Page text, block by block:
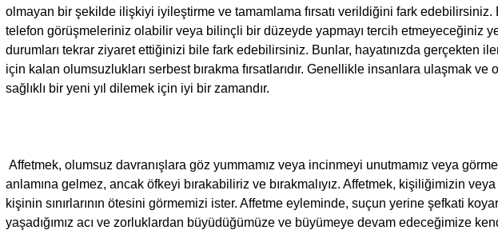
olmayan bir şekilde ilişkiyi iyileştirme ve tamamlama fırsatı verildiğini fark edebilirsiniz.
telefon görüşmeleriniz olabilir veya bilinçli bir düzeyde yapmayı tercih etmeyeceğiniz
durumları tekrar ziyaret ettiğinizi bile fark edebilirsiniz. Bunlar, hayatınızda gerçekten
için kalan olumsuzlukları serbest bırakma fırsatlarıdır. Genellikle insanlara ulaşmak ve
sağlıklı bir yeni yıl dilemek için iyi bir zamandır.
anlamına gelmez, ancak öfkeyi bırakabiliriz ve bırakmalıyız. Affetmek, kişiliğimizin
kişinin sınırlarının ötesini görmemizi ister. Affetme eyleminde, suçun yerine şefkati
yaşadığımız acı ve zorluklardan büyüdüğümüze ve büyümeye devam edeceğimize